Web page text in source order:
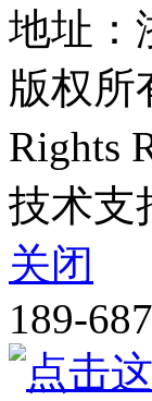
地址：
版权
Rights
技术支
关闭
189-